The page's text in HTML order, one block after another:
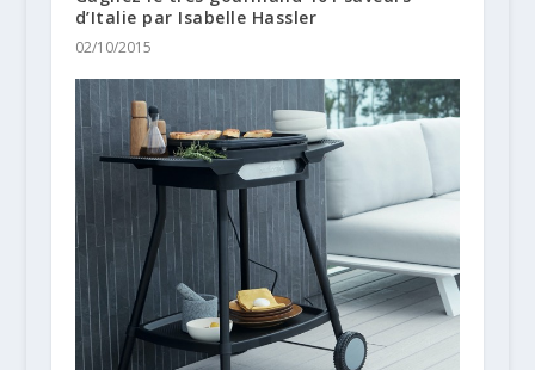
d’Italie par Isabelle Hassler
02/10/2015